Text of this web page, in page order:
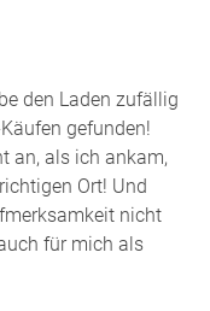
den Laden zufällig
gefunden!
an, als ich ankam,
Ort! Und
nicht
für mich als